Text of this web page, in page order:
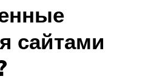
сайтами